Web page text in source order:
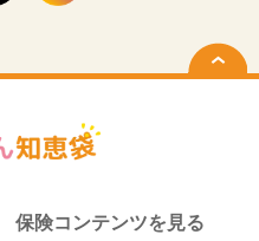
保険コンテンツを見る